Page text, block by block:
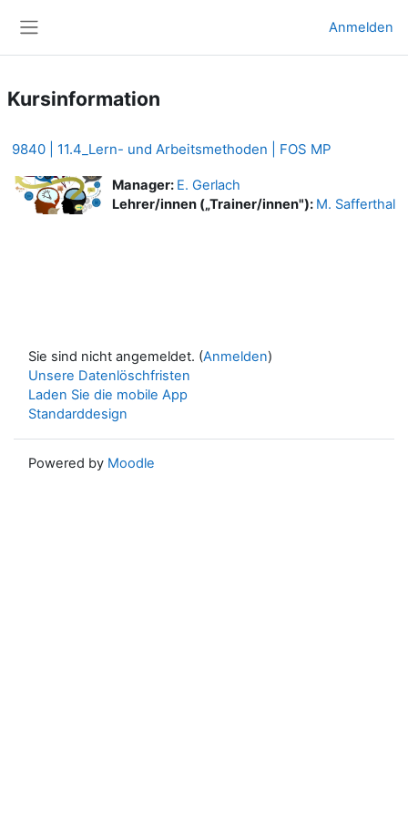
Anmelden
Kursinformation
9840 | 11.4_Lern- und Arbeitsmethoden | FOS MP
Manager: E. Gerlach
Lehrer/innen („Trainer/innen"): M. Safferthal
Sie sind nicht angemeldet. (Anmelden)
Unsere Datenlöschfristen
Laden Sie die mobile App
Standarddesign
Powered by Moodle